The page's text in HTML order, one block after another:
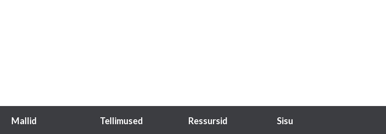
Mallid Tellimused Ressursid Sisu